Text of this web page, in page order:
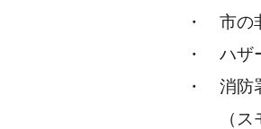
・ 市の非常用
・ ハザードマ
・ 消防署員
（スモークマ